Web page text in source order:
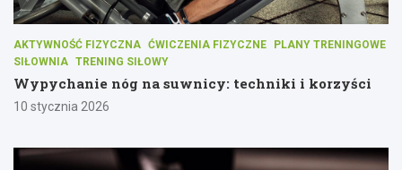
AKTYWNOŚĆ FIZYCZNA ĆWICZENIA FIZYCZNE
PLANY TRENINGOWE
SIŁOWNIA TRENING SIŁOWY
Wypychanie nóg na suwnicy: techniki i korzyści
10 stycznia 2026